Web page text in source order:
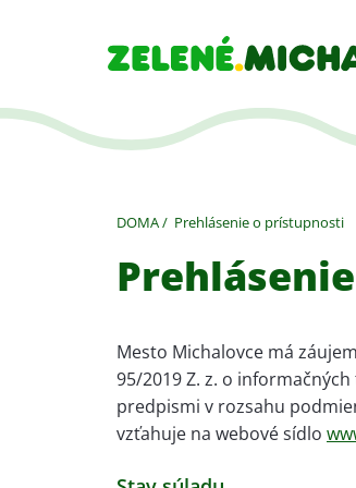
DOMA Prehlásenie o prístupnosti
Mesto Michalovce má
95/2019 Z. z. o
predpismi v rozsahu
vzťahuje na webové sídlo